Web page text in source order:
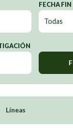
FECHA FIN
Líneas